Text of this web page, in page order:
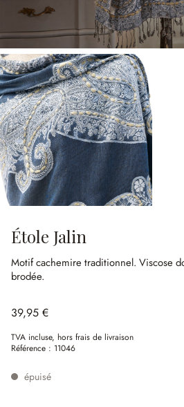
Étole Jalin
Motif cachemire traditionnel. Viscose
brodée.
39,95 €
TVA incluse, hors frais de livraison
Référence : 11046
épuisé